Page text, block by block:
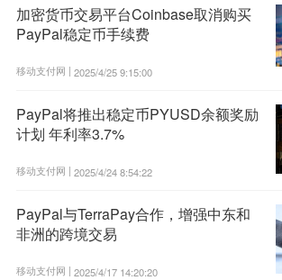
加密货币交易平台Coinbase取消购买
PayPal稳定币手续费
移动支付网 | 2025/4/25 9:15:00
PayPal将推出稳定币PYUSD余额奖励
计划 年利率3.7%
移动支付网 | 2025/4/24 8:54:22
PayPal与TerraPay合作，增强中东和
非洲的跨境交易
移动支付网 | 2025/4/17 14:20:20